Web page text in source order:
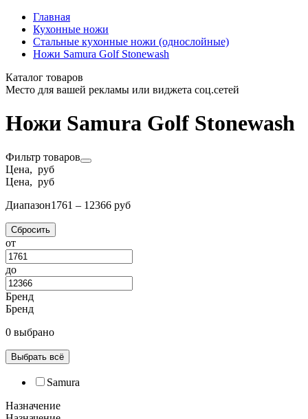
Главная
Кухонные ножи
Стальные кухонные ножи (однослойные)
Ножи Samura Golf Stonewash
Каталог товаров
Место для вашей рекламы или виджета соц.сетей
Ножи Samura Golf Stonewash
Фильтр товаров
Цена, руб
Цена, руб
Диапазон1761 – 12366 руб
Сбросить
от
до
Бренд
Бренд
0 выбрано
Выбрать всё
Samura
Назначение